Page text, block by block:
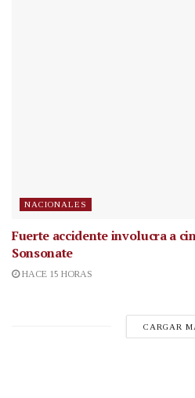
NACIONALES
Fuerte accidente involucra a
Sonsonate
HACE 15 HORAS
CARGAR